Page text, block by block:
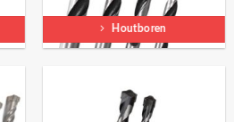
Houtboren